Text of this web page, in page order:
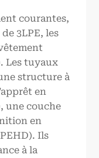
courantes,
3LPE, les
Les tuyaux
structure à
en
une couche
en
Ils
à la